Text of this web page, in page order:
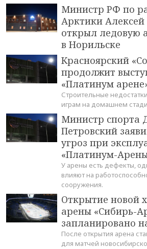
Министр РФ по
Арктики Алексей
открыл ледовую
в Норильске
Красноярский
продолжит
«Платинум
Строительные
играм на домашнем
Министр спорта
Петровский
угроз при
«Платинум-
У арены есть дефекты,
влияют на
сооружения.
Открытие новой
арены «Сибирь-
запланировано
После открытия арена
для матчей